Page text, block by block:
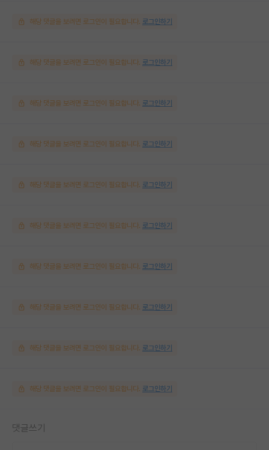
해당 댓글을 보려면 로그인이 필요합니다. 로그인하기
해당 댓글을 보려면 로그인이 필요합니다. 로그인하기
해당 댓글을 보려면 로그인이 필요합니다. 로그인하기
해당 댓글을 보려면 로그인이 필요합니다. 로그인하기
해당 댓글을 보려면 로그인이 필요합니다. 로그인하기
해당 댓글을 보려면 로그인이 필요합니다. 로그인하기
해당 댓글을 보려면 로그인이 필요합니다. 로그인하기
해당 댓글을 보려면 로그인이 필요합니다. 로그인하기
해당 댓글을 보려면 로그인이 필요합니다. 로그인하기
해당 댓글을 보려면 로그인이 필요합니다. 로그인하기
댓글쓰기